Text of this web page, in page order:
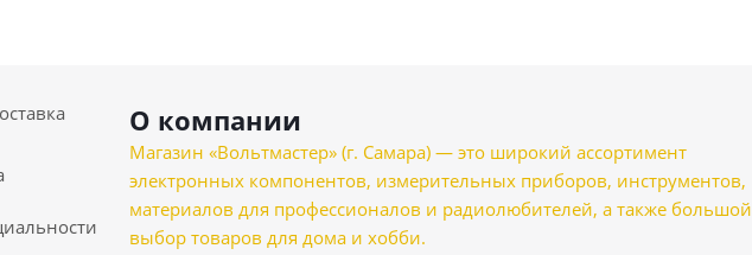
О компании
Магазин «Вольтмастер» (г. Самара) — это широкий ассортимент
электронных компонентов, измерительных приборов, инструментов,
материалов для профессионалов и радиолюбителей, а также большой
выбор товаров для дома и хобби.